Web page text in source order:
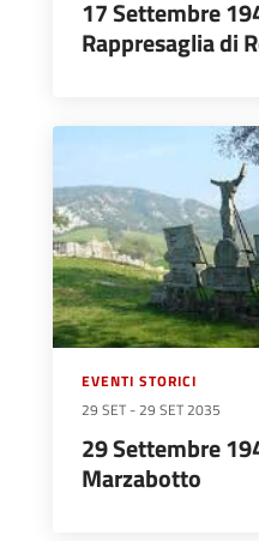
17 Settembre
Rappresaglia di
EVENTI STORICI
29 SET -29 SET 2035
29 Settembre
Marzabotto